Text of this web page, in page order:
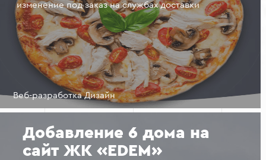
изменение под заказ на службах доставки
Веб-разработка Дизайн
Добавление 6 дома на
сайт ЖК «EDEM»